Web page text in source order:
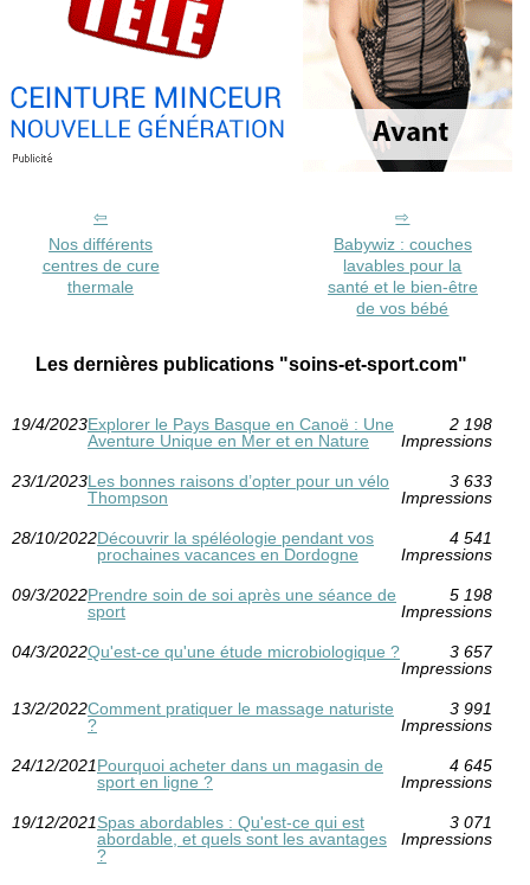
Nos différents
centres de cure
thermale
Babywiz : couches
lavables pour la
santé et le bien-être
de vos bébé
Les dernières publications "soins-et-sport.com"
19/4/2023Explorer le Pays Basque en Canoë : Une
Aventure Unique en Mer et en Nature
2 198
Impressions
23/1/2023Les bonnes raisons d’opter pour un vélo
Thompson
3 633
Impressions
28/10/2022Découvrir la spéléologie pendant vos
prochaines vacances en Dordogne
4 541
Impressions
09/3/2022Prendre soin de soi après une séance de
sport
5 198
Impressions
04/3/2022Qu'est-ce qu'une étude microbiologique ?
3 657
Impressions
13/2/2022Comment pratiquer le massage naturiste
?
3 991
Impressions
24/12/2021Pourquoi acheter dans un magasin de
sport en ligne ?
4 645
Impressions
19/12/2021Spas abordables : Qu'est-ce qui est
abordable, et quels sont les avantages
?
3 071
Impressions